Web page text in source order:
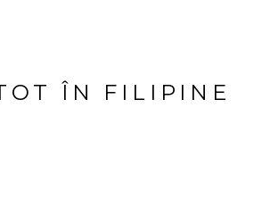
ÎN FILIPINE